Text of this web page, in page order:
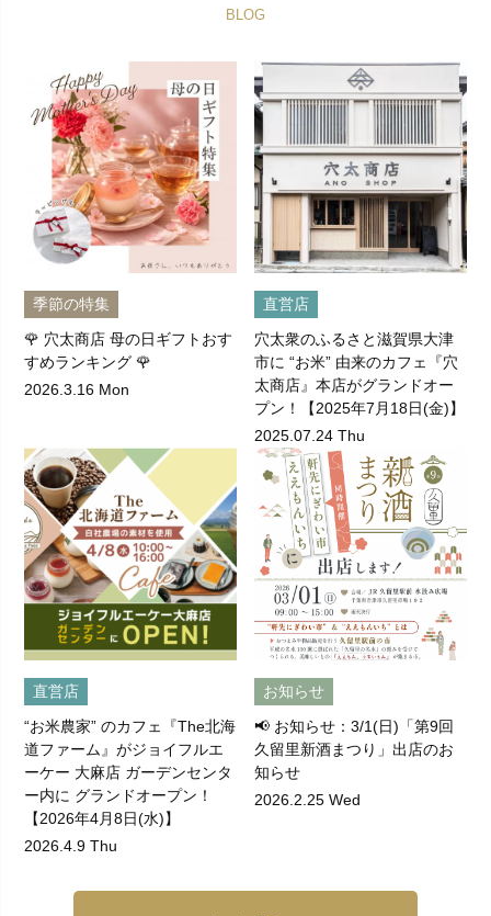
BLOG
季節の特集
🌹 穴太商店 母の日ギフトおす
すめランキング 🌹
2026.3.16 Mon
直営店
穴太衆のふるさと滋賀県大津
市に “お米” 由来のカフェ『穴
太商店』本店がグランドオー
プン！【2025年7月18日(金)】
2025.07.24 Thu
直営店
“お米農家” のカフェ『The北海
道ファーム』がジョイフルエ
ーケー 大麻店 ガーデンセンタ
ー内に グランドオープン！
【2026年4月8日(水)】
2026.4.9 Thu
お知らせ
📢 お知らせ：3/1(日)「第9回
久留里新酒まつり」出店のお
知らせ
2026.2.25 Wed